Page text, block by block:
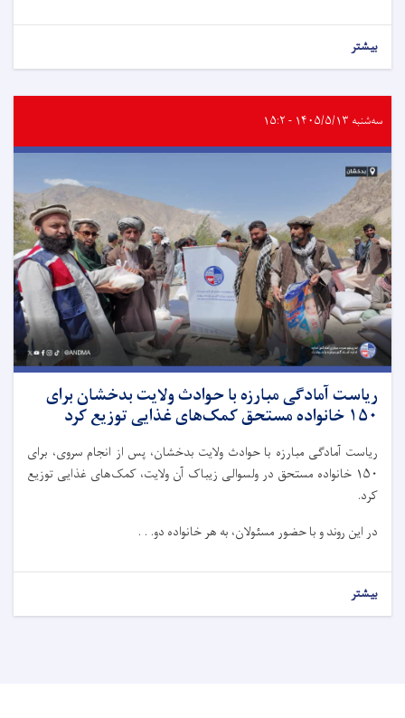
بیشتر
سه‌شنبه ۱۴۰۵/۵/۱۳ - ۱۵:۲
ریاست آمادگی مبارزه با حوادث ولایت بدخشان برای
۱۵۰ خانواده مستحق کمک‌های غذایی توزیع کرد
ریاست آمادگی مبارزه با حوادث ولایت بدخشان، پس از انجام سروی، برای
۱۵۰ خانواده مستحق در ولسوالی زیباک آن ولایت، کمک‌های غذایی توزیع
کرد.
در این روند و با حضور مسئولان، به هر خانواده دو. . .
بیشتر